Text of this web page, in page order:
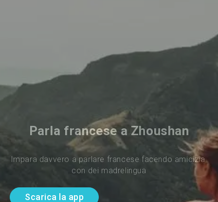
Parla francese a Zhoushan
Impara davvero a parlare francese facendo amicizia
con dei madrelingua
Scarica la app